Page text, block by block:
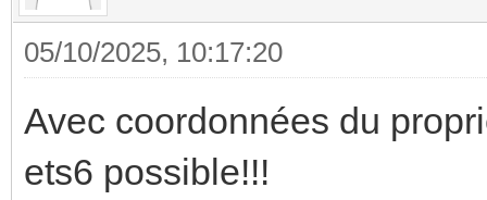
05/10/2025, 10:17:20
Avec coordonnées du
ets6 possible!!!